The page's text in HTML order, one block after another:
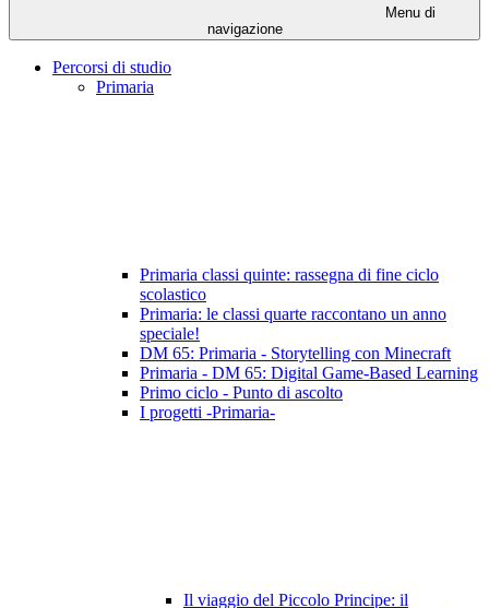
Menu di
navigazione
Percorsi di studio
Primaria
Primaria classi quinte: rassegna di fine ciclo
scolastico
Primaria: le classi quarte raccontano un anno
speciale!
DM 65: Primaria - Storytelling con Minecraft
Primaria - DM 65: Digital Game-Based Learning
Primo ciclo - Punto di ascolto
I progetti -Primaria-
Il viaggio del Piccolo Principe: il